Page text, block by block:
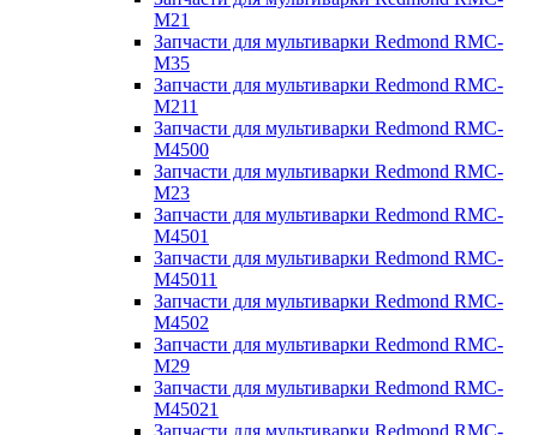
M21
Запчасти для мультиварки Redmond RMC-
M35
Запчасти для мультиварки Redmond RMC-
M211
Запчасти для мультиварки Redmond RMC-
M4500
Запчасти для мультиварки Redmond RMC-
M23
Запчасти для мультиварки Redmond RMC-
M4501
Запчасти для мультиварки Redmond RMC-
M45011
Запчасти для мультиварки Redmond RMC-
M4502
Запчасти для мультиварки Redmond RMC-
M29
Запчасти для мультиварки Redmond RMC-
M45021
Запчасти для мультиварки Redmond RMC-